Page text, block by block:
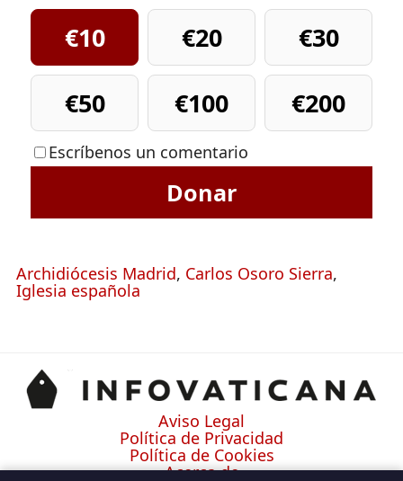
€10 €20
€30
€50
€100 €200
Escríbenos un comentario
Donar
Archidiócesis Madrid, Carlos Osoro Sierra,
Iglesia española
Aviso Legal
Política de Privacidad
Política de Cookies
Acerca de